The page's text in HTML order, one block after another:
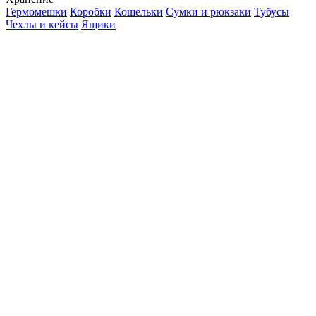
Гермомешки Коробки Кошельки Сумки и рюкзаки Тубусы
Чехлы и кейсы Ящики